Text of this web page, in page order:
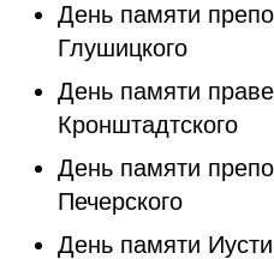
День памяти
Глушицкого
День памяти
Кронштадтского
День памяти
Печерского
День памяти